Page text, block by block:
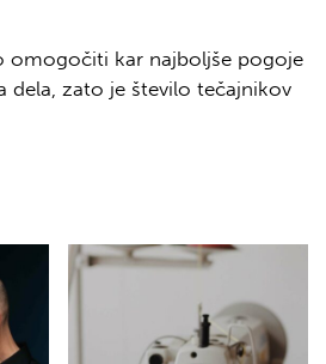
omogočiti kar najboljše pogoje
dela, zato je število tečajnikov